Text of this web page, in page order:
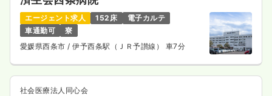
エージェント求人 152床
電子カルテ
車通勤可
寮
愛媛県西条市 / 伊予西条駅（ＪＲ予讃線） 車7分
社会医療法人同心会